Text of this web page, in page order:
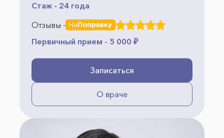
Стаж - 24 года
Отзывы -
Первичный прием - 5 000 ₽
Записаться
О враче